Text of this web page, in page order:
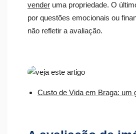
vender uma propriedade. O
por questões emocionais ou
não refletir a avaliação.
Custo de Vida em Braga: um